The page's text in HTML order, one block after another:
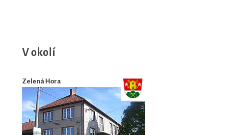
V okolí
Zelená Hora